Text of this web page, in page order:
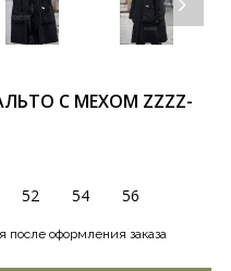
С МЕХОМ ZZZZ-
52 54 56
после оформления заказа